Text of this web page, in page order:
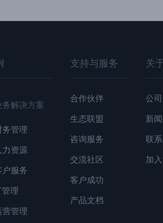
务解决方案
务管理
力资源
户服务
管理
营管理
支持与服务
合作伙伴
生态联盟
咨询服务
交流社区
客户成功
产品文档
关
公
新
联
加